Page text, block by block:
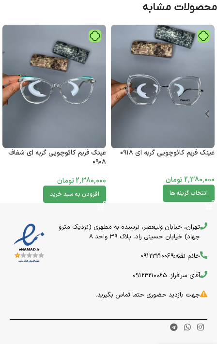
محصولات مشابه
عینک فریم کائوچویی گربه ای ۰۹۱۸
2,380,000تومان
انتخاب گزینه ها
عینک فریم کائوچویی گربه ای شفاف
۰۹۰۸
2,380,000تومان
افزودن به سبد خرید
تهران، خیابان ولیعصر، نرسیده به مطهری (نزدیک مترو
جهاد) خیابان حسینی راد، پلاک ۳۹ واحد 8
خانم نقنه:09123210069
آقای سرافراز: 09123210065
جهت بازدید حضوری حتما تماس بگیرید.